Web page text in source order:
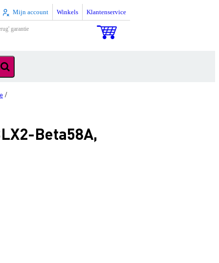
Mijn account Winkels Klantenservice
garantie
/
Beta58A,